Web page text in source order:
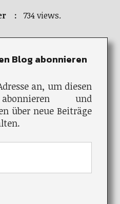
: 734 views.
Blog abonnieren
an, um diesen
und
über neue Beiträge